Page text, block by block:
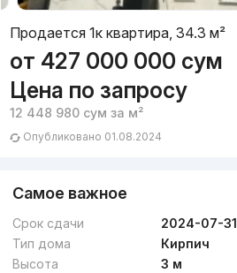
Продается 1к квартира, 34.3 м²
от 427 000 000 сум
Цена по запросу
12 448 980 сум за м²
Опубликовано 01.08.2024
Самое важное
Срок сдачи
2024-07-31
Тип дома
Кирпич
Высота
3 м